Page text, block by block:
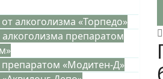
алкоголизма «Торпедо»
препаратом
«Модитен-Д»